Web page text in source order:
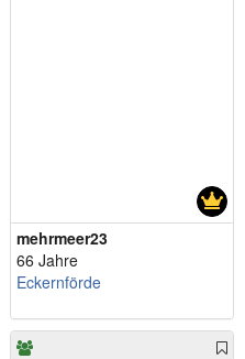
mehrmeer23
66 Jahre
Eckernförde